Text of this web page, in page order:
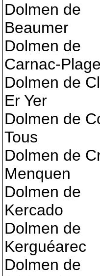
Dolmen de
Beaumer
Dolmen de
Carnac-Plage
Dolmen de
Er Yer
Dolmen de
Tous
Dolmen de
Menquen
Dolmen de
Kercado
Dolmen de
Kerguéarec
Dolmen de